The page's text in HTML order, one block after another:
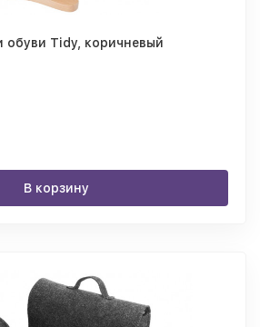
обуви Tidy, коричневый
В корзину